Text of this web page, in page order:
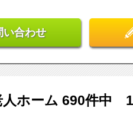
い合わせ
ホーム 690件中 1